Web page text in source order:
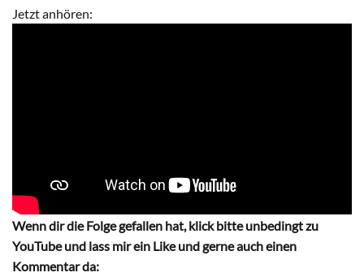
Jetzt anhören:
Wenn dir die Folge gefallen hat, klick bitte unbedingt zu
YouTube und lass mir ein Like und gerne auch einen
Kommentar da: